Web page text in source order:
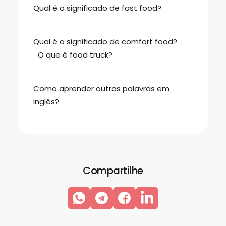
Qual é o significado de fast food?
Qual é o significado de comfort food?
O que é food truck?
Como aprender outras palavras em
inglês?
Compartilhe